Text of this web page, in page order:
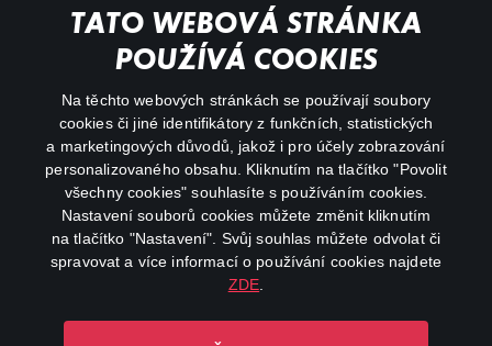
TATO WEBOVÁ STRÁNKA
POUŽÍVÁ COOKIES
Na těchto webových stránkách se používají soubory
cookies či jiné identifikátory z funkčních, statistických
a marketingových důvodů, jakož i pro účely zobrazování
personalizovaného obsahu. Kliknutím na tlačítko "Povolit
všechny cookies" souhlasíte s používáním cookies.
Nastavení souborů cookies můžete změnit kliknutím
na tlačítko "Nastavení". Svůj souhlas můžete odvolat či
spravovat a více informací o používání cookies najdete
ZDE
Můj účet
Důležité odkazy
facebookinstagram
youtube